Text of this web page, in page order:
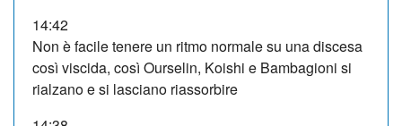
14:42
Non è facile tenere un ritmo normale su una discesa
così viscida, così Ourselin, Koishi e Bambagioni si
rialzano e si lasciano riassorbire